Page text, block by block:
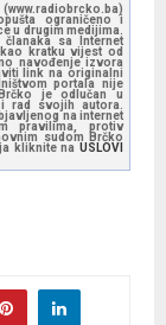
ograničeno i
u drugim medijima.
sa Internet
kratku vijest od
navođenje izvora
link na originalni
portala nije
je odlučan u
rad svojih autora.
na internet
pravilima, protiv
sudom Brčko
kliknite na USLOVI